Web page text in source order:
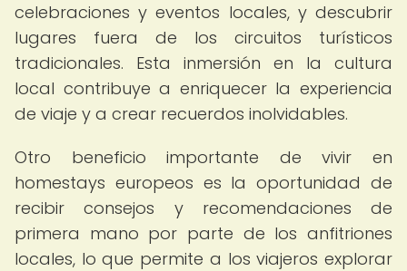
celebraciones y eventos locales, y descubrir
lugares fuera de los circuitos turísticos
tradicionales. Esta inmersión en la cultura
local contribuye a enriquecer la experiencia
de viaje y a crear recuerdos inolvidables.
Otro beneficio importante de vivir en
homestays europeos es la oportunidad de
recibir consejos y recomendaciones de
primera mano por parte de los anfitriones
locales, lo que permite a los viajeros explorar